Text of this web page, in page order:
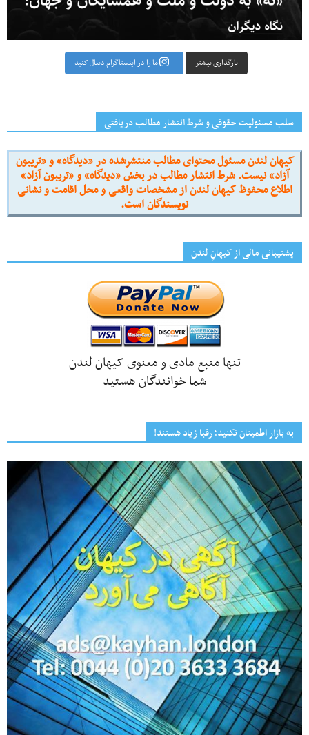
بارگذاری بیشتر ما را در اینستاگرام دنبال کنید
سلب مسئولیت حقوقی و شرط انتشار مطالب دریافتی
کیهان لندن مسئول محتوای مطالب منتشرشده در «دیدگاه» و «تریبون
آزاد» نیست. شرط انتشار مطالب در بخش «دیدگاه» و «تریبون آزاد»
اطلاع محفوظ کیهان لندن از مشخصات واقعی و محل اقامت و نشانی
نویسندگان است.
پشتیبانی مالی از کیهانِ لندن
تنها منبع مادی و معنوی کیهان لندن
شما خوانندگان هستید
به بازار اطمینان نکنید؛ رقبا زیاد هستند!